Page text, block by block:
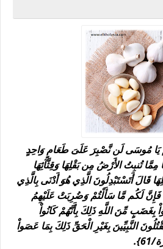
يَا مُوسَى لَن نَّصْبِرَ عَلَىَ طَعَامٍ وَاحِدٍ
مِمَّا تُنبِتُ الأَرْضُ مِن بَقْلِهَا وَقِثَّآئِهَا
قَالَ أَتَسْتَبْدِلُونَ الَّذِي هُوَ أَدْنَى بِالَّذِي
فَإِنَّ لَكُم مَّا سَأَلْتُمْ وَضُرِبَتْ عَلَيْهِمُ
بِغَضَبٍ مِّنَ اللَّهِ ذَلِكَ بِأَنَّهُمْ كَانُواْ
النَّبِيِّينَ بِغَيْرِ الْحَقِّ ذَلِكَ بِمَا عَصَواْ